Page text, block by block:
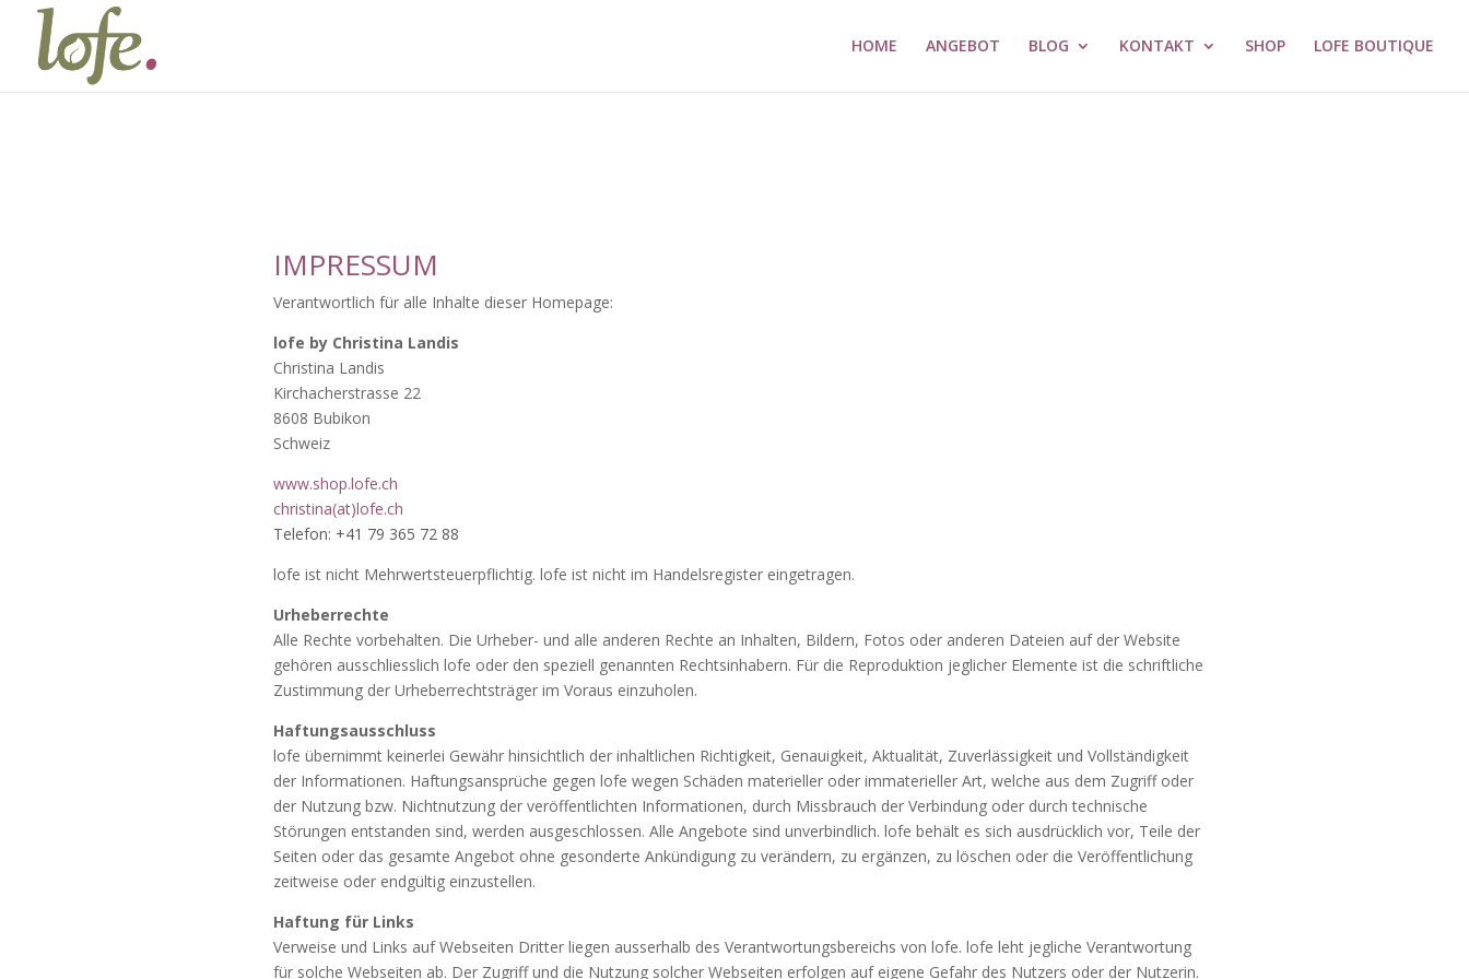
HOME ANGEBOT BLOG KONTAKT SHOP LOFE BOUTIQUE
IMPRESSUM
Verantwortlich für alle Inhalte dieser Homepage:
lofe by Christina Landis
Christina Landis
Kirchacherstrasse 22
8608 Bubikon
Schweiz
www.shop.lofe.ch
christina(at)lofe.ch
Telefon: +41 79 365 72 88
lofe ist nicht Mehrwertsteuerpflichtig. lofe ist nicht im Handelsregister eingetragen.
Urheberrechte
Alle Rechte vorbehalten. Die Urheber- und alle anderen Rechte an Inhalten, Bildern, Fotos oder anderen Dateien auf der Website
gehören ausschliesslich lofe oder den speziell genannten Rechtsinhabern. Für die Reproduktion jeglicher Elemente ist die schriftliche
Zustimmung der Urheberrechtsträger im Voraus einzuholen.
Haftungsausschluss
lofe übernimmt keinerlei Gewähr hinsichtlich der inhaltlichen Richtigkeit, Genauigkeit, Aktualität, Zuverlässigkeit und Vollständigkeit
der Informationen. Haftungsansprüche gegen lofe wegen Schäden materieller oder immaterieller Art, welche aus dem Zugriff oder
der Nutzung bzw. Nichtnutzung der veröffentlichten Informationen, durch Missbrauch der Verbindung oder durch technische
Störungen entstanden sind, werden ausgeschlossen. Alle Angebote sind unverbindlich. lofe behält es sich ausdrücklich vor, Teile der
Seiten oder das gesamte Angebot ohne gesonderte Ankündigung zu verändern, zu ergänzen, zu löschen oder die Veröffentlichung
zeitweise oder endgültig einzustellen.
Haftung für Links
Verweise und Links auf Webseiten Dritter liegen ausserhalb des Verantwortungsbereichs von lofe. lofe leht jegliche Verantwortung
für solche Webseiten ab. Der Zugriff und die Nutzung solcher Webseiten erfolgen auf eigene Gefahr des Nutzers oder der Nutzerin.